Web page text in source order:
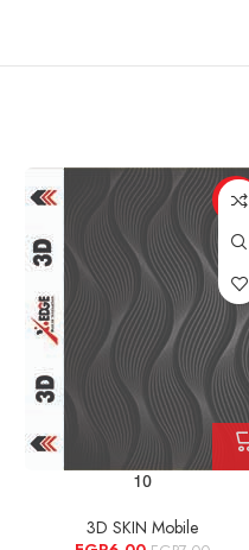
-14%
10
3D SKIN Mobile